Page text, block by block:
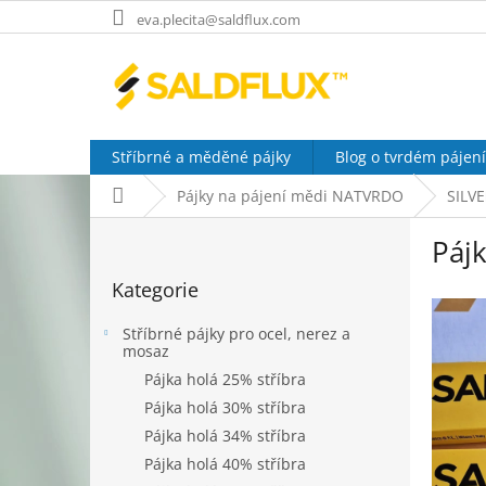
na
eva.plecita@saldflux.com
Stříbrné a měděné pájky Blog o tvrdém pájení
Domů Pájky na pájení mědi NATVRDO
kategorie
Kategorie
Stříbrné pájky pro ocel, nerez a
mosaz
Pájka holá 25% stříbra
Pájka holá 30% stříbra
Pájka holá 34% stříbra
Pájka holá 40% stříbra